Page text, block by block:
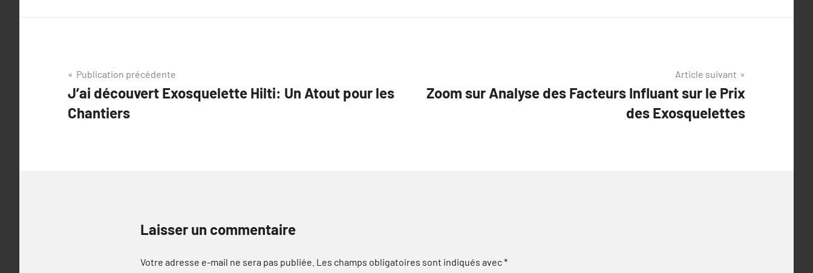
Navigation
de
l’article
Publication précédente
J’ai découvert Exosquelette Hilti: Un Atout pour les
Chantiers
Article suivant
Zoom sur Analyse des Facteurs Influant sur le Prix
des Exosquelettes
Laisser un commentaire
Votre adresse e-mail ne sera pas publiée. Les champs obligatoires sont indiqués avec*